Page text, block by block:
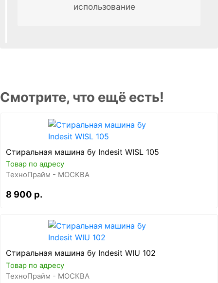
использование
Смотрите, что ещё есть!
Стиральная машина бу Indesit WISL 105
Товар по адресу
ТехноПрайм - МОСКВА
8 900 р.
Стиральная машина бу Indesit WIU 102
Товар по адресу
ТехноПрайм - МОСКВА